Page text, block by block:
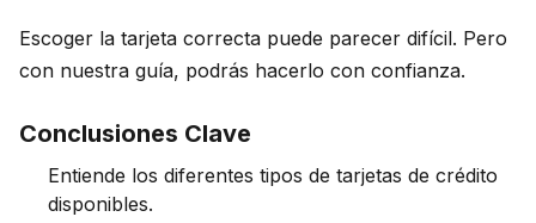
Escoger la tarjeta correcta puede parecer difícil. Pero
con nuestra guía, podrás hacerlo con confianza.
Conclusiones Clave
Entiende los diferentes tipos de tarjetas de crédito
disponibles.